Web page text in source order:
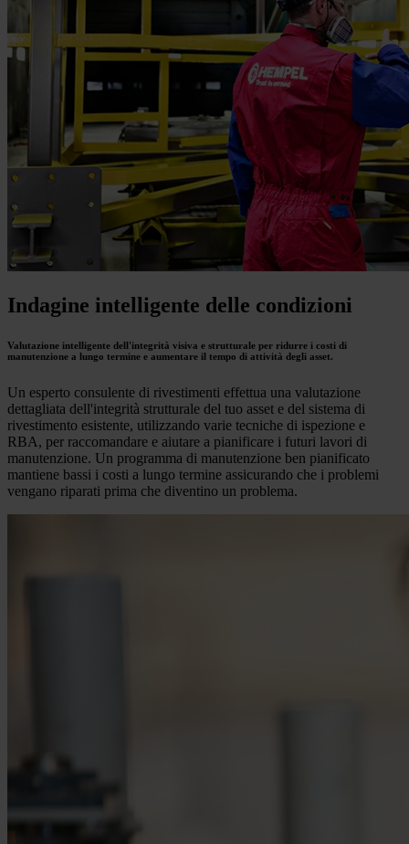
Indagine intelligente delle condizioni
Valutazione intelligente dell'integrità visiva e strutturale per ridurre i costi di
manutenzione a lungo termine e aumentare il tempo di attività degli asset.
Un esperto consulente di rivestimenti effettua una valutazione
dettagliata dell'integrità strutturale del tuo asset e del sistema di
rivestimento esistente, utilizzando varie tecniche di ispezione e
RBA, per raccomandare e aiutare a pianificare i futuri lavori di
manutenzione. Un programma di manutenzione ben pianificato
mantiene bassi i costi a lungo termine assicurando che i problemi
vengano riparati prima che diventino un problema.